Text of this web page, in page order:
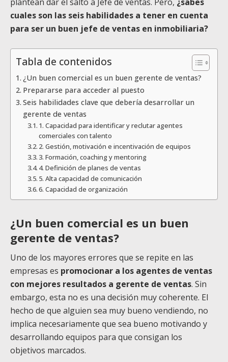
cuales son las seis habilidades a tener en cuenta
para ser un buen jefe de ventas en inmobiliaria?
Tabla de contenidos
¿Un buen comercial es un buen gerente de ventas?
Prepararse para acceder al puesto
Seis habilidades clave que debería desarrollar un
gerente de ventas
1. Capacidad para identificar y reclutar agentes
comerciales con talento
2. Gestión, motivación e incentivación de equipos
3. Formación, coaching y mentoring
4. Definición de planes de ventas
5. Alta capacidad de comunicación
6. Capacidad de organización
¿Un buen comercial es un buen
gerente de ventas?
Uno de los mayores errores que se repite en las
empresas es promocionar a los agentes de ventas
con mejores resultados a gerente de ventas. Sin
embargo, esta no es una decisión muy coherente. El
hecho de que alguien sea muy bueno vendiendo, no
implica necesariamente que sea bueno motivando y
desarrollando equipos para que consigan los
objetivos marcados.